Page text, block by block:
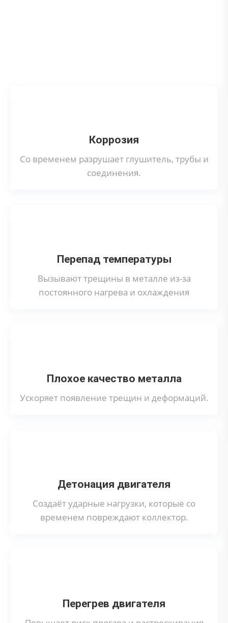
Коррозия
Со временем разрушает глушитель, трубы и
соединения.
Перепад температуры
Вызывают трещины в металле из-за
постоянного нагрева и охлаждения
Плохое качество металла
Ускоряет появление трещин и деформаций.
Детонация двигателя
Создаёт ударные нагрузки, которые со
временем повреждают коллектор.
Перегрев двигателя